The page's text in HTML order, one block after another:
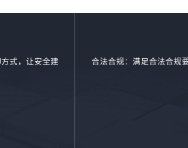
式，让安全建
合法合规：满足合法合规